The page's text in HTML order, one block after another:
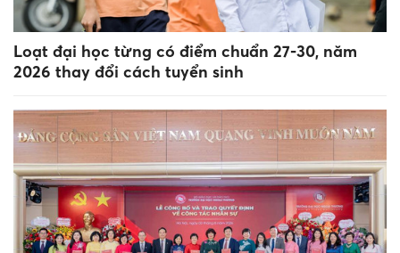
Loạt đại học từng có điểm chuẩn 27-30, năm
2026 thay đổi cách tuyển sinh